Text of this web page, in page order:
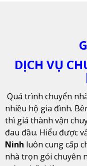
DỊCH VỤ
Quá trình chuyển
nhiều hộ gia đình.
thì giá thành vận
đau đầu. Hiểu được
Ninh luôn cung cấp
nhà trọn gói chuyên